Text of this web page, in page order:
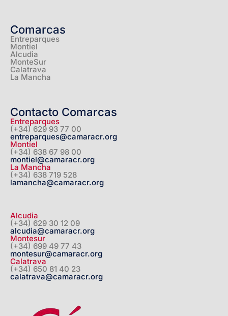
Comarcas
Entreparques
Montiel
Alcudia
MonteSur
Calatrava
La Mancha
Contacto Comarcas
Entreparques
(+34) 629 93 77 00
entreparques@camaracr.org
Montiel
(+34) 638 67 98 00
montiel@camaracr.org
La Mancha
(+34) 638 719 528
lamancha@camaracr.org
Alcudia
(+34) 629 30 12 09
alcudia@camaracr.org
Montesur
(+34) 699 49 77 43
montesur@camaracr.org
Calatrava
(+34) 650 81 40 23
calatrava@camaracr.org